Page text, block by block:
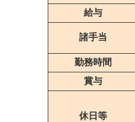
給与
諸手当
勤務時間
賞与
休日等